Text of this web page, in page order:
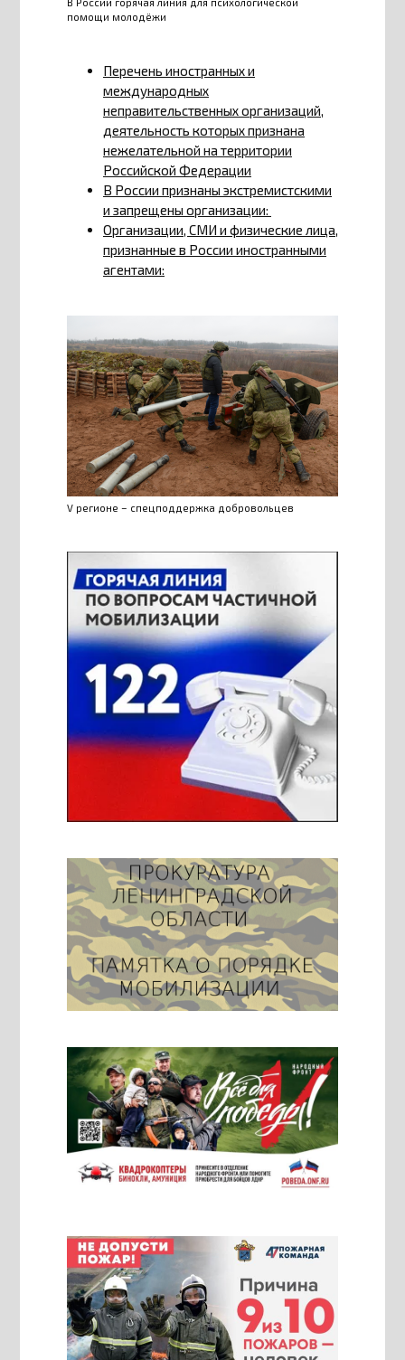
помощи молодёжи
Перечень иностранных и
международных
неправительственных организаций,
деятельность которых признана
нежелательной на территории
Российской Федерации
В России признаны экстремистскими
и запрещены организации:
Организации, СМИ и физические лица,
признанные в России иностранными
агентами:
V регионе – спецподдержка добровольцев